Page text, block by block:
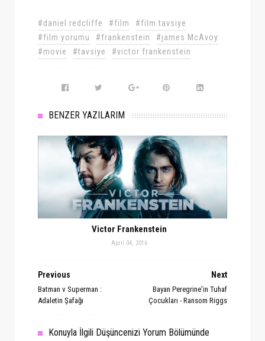
#daniel redcliffe #film
#film tavsiye
#film yorumu
#frankenstein
#james McAvoy
#movie
#tavsiye #victor frankenstein
BENZER YAZILARIM
Victor Frankenstein
April 04, 2016
Next
Bayan Peregrine'in Tuhaf
Çocukları - Ransom Riggs
Previous
Batman v Superman :
Adaletin Şafağı
Konuyla İlgili Düşüncenizi Yorum Bölümünde